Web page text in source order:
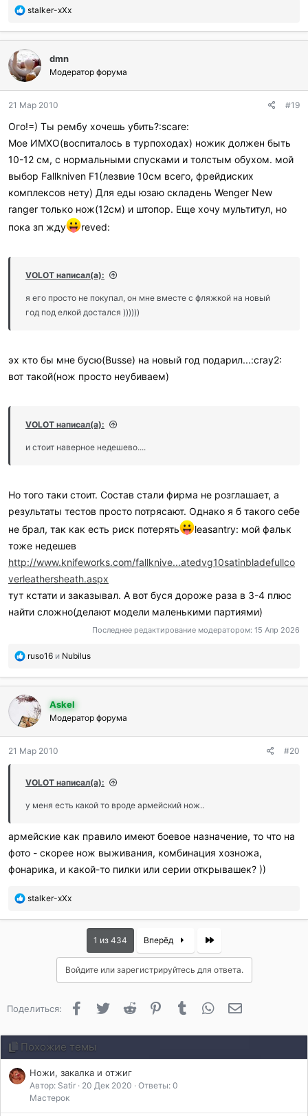
П
б
л
а
г
о
а
р
и
л
и
stalker-xXx
dmn
Модератор форума
21 Мар 2010 #19
Ого!=) Ты рембу хочешь убить?:scare:
Мое ИМХО(воспиталось в турпоходах) ножик должен быть
10-12 см, с нормальными спусками и толстым обухом. мой
выбор Fallkniven F1(лезвие 10см всего, фрейдиских
комплексов нету) Для еды юзаю складень Wenger New
ranger только нож(12см) и штопор. Еще хочу мультитул, но
пока зп жду
reved:
VOLOT написал(а):
я его просто не покупал, он мне вместе с фляжкой на новый
год под елкой достался ))))))
эх кто бы мне бусю(Busse) на новый год подарил...:cray2:
вот такой(нож просто неубиваем)
VOLOT написал(а):
и стоит наверное недешево....
Но того таки стоит. Состав стали фирма не розглашает, а
результаты тестов просто потрясают. Однако я б такого себе
не брал, так как есть риск потерять
leasantry: мой фальк
тоже недешев
http://www.knifeworks.com/fallknive...atedvg10satinbladefullco
verleathersheath.aspx
тут кстати и заказывал. А вот буся дороже раза в 3-4 плюс
найти сложно(делают модели маленькими партиями)
Последнее редактирование модератором: 15 Апр 2026
П
б
а
г
о
а
и
и
ruso16 и Nubilus
Askel
Модератор форума
21 Мар 2010 #20
VOLOT написал(а):
у меня есть какой то вроде армейский нож..
армейские как правило имеют боевое назначение, то что на
фото - скорее нож выживания, комбинация хозножа,
фонарика, и какой-то пилки или серии открывашек? ))
П
б
р
л
и
:
stalker-xXx
1 из 434 Вперёд Last
Войдите или зарегистрируйтесь для ответа.
Поделиться: FacebookTwitter Reddit PinterestTumblr WhatsApp
Похожие темы
Ножи, закалка и отжиг
Автор: Satir 20 Дек 2020
Ответы: 0
Мастерок